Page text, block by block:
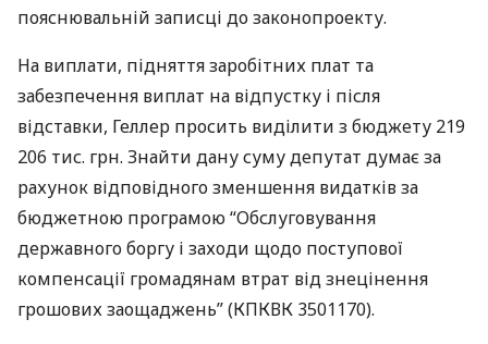
пояснювальній записці до законопроекту.
На виплати, підняття заробітних плат та
забезпечення виплат на відпустку і після
відставки, Геллер просить виділити з бюджету 219
206 тис. грн. Знайти дану суму депутат думає за
рахунок відповідного зменшення видатків за
бюджетною програмою “Обслуговування
державного боргу і заходи щодо поступової
компенсації громадянам втрат від знецінення
грошових заощаджень” (КПКВК 3501170).